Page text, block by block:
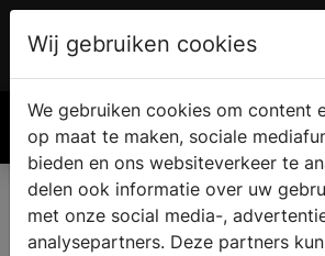
Wij gebruiken cookies
We gebruiken cookies om content
op maat te maken, sociale
bieden en ons websiteverkeer te
delen ook informatie over uw
met onze social media-,
analysepartners. Deze partners